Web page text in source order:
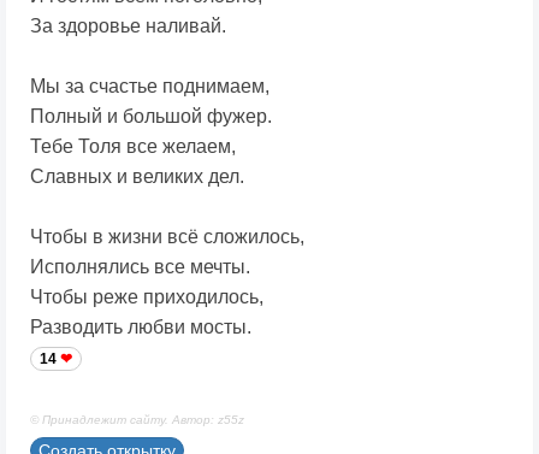
За здоровье наливай.
Мы за счастье поднимаем,
Полный и большой фужер.
Тебе Толя все желаем,
Славных и великих дел.
Чтобы в жизни всё сложилось,
Исполнялись все мечты.
Чтобы реже приходилось,
Разводить любви мосты.
14
© Принадлежит сайту. Автор: z55z